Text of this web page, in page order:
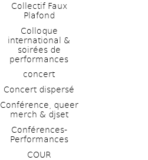
Collectif Faux
Plafond
Colloque
international &
soirées de
performances
concert
Concert dispersé
Conférence, queer
merch & djset
Conférences-
Performances
COUR